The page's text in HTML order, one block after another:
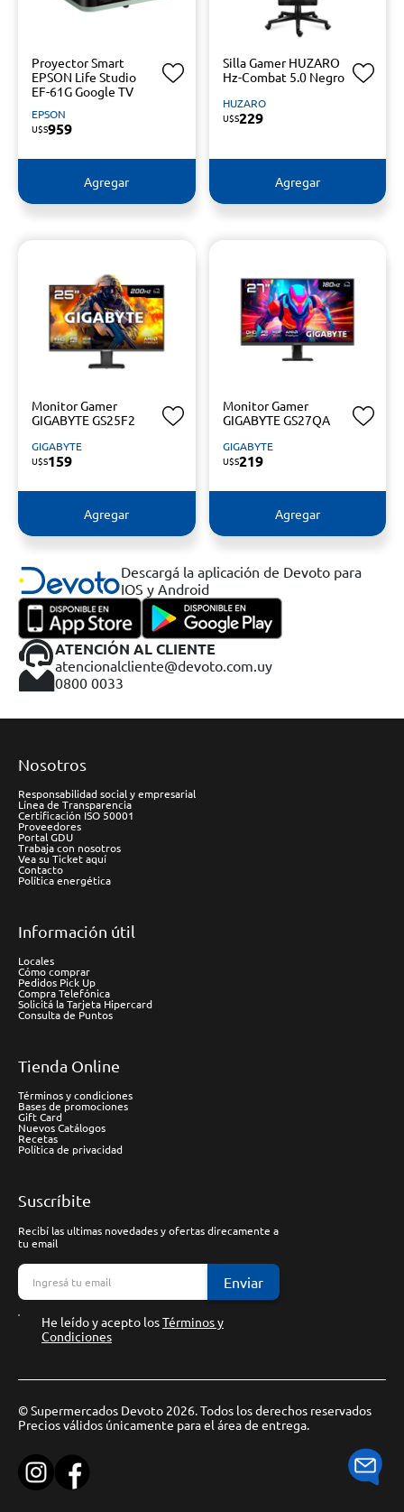
Proyector Smart
EPSON Life Studio
EF-61G Google TV
EPSON
U$S959
Agregar
Silla Gamer HUZARO
Hz-Combat 5.0 Negro
HUZARO
U$S229
Agregar
Monitor Gamer
GIGABYTE GS25F2
GIGABYTE
U$S159
Agregar
Monitor Gamer
GIGABYTE GS27QA
GIGABYTE
U$S219
Agregar
Descargá la aplicación de Devoto para
IOS y Android
ATENCIÓN AL CLIENTE
atencionalcliente@devoto.com.uy
0800 0033
Nosotros
Responsabilidad social y empresarial
Línea de Transparencia
Certificación ISO 50001
Proveedores
Portal GDU
Trabaja con nosotros
Vea su Ticket aquí
Contacto
Política energética
Información útil
Locales
Cómo comprar
Pedidos Pick Up
Compra Telefónica
Solicitá la Tarjeta Hipercard
Consulta de Puntos
Tienda Online
Términos y condiciones
Bases de promociones
Gift Card
Nuevos Catálogos
Recetas
Política de privacidad
Suscríbite
Recibí las ultimas novedades y ofertas direcamente a
tu email
Enviar
He leído y acepto losTérminos y
Condiciones
© Supermercados Devoto 2026. Todos los derechos reservados
Precios válidos únicamente para el área de entrega.